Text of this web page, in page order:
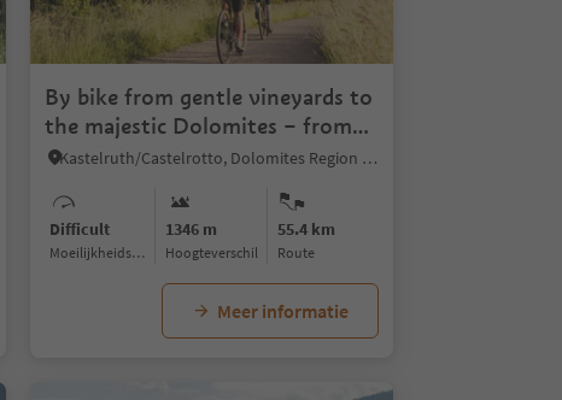
By bike from gentle vineyards to
the majestic Dolomites – from
Egna to Castelrotto
Kastelruth/Castelrotto, Dolomites Region Seiser Alm
Difficult
Moeilijkheidsgraad
1346 m
Hoogteverschil
55.4 km
Route
Meer informatie